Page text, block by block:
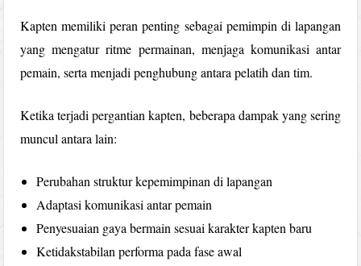
Kapten memiliki peran penting sebagai pemimpin di lapangan
yang mengatur ritme permainan, menjaga komunikasi antar
pemain, serta menjadi penghubung antara pelatih dan tim.
Ketika terjadi pergantian kapten, beberapa dampak yang sering
muncul antara lain:
Perubahan struktur kepemimpinan di lapangan
Adaptasi komunikasi antar pemain
Penyesuaian gaya bermain sesuai karakter kapten baru
Ketidakstabilan performa pada fase awal